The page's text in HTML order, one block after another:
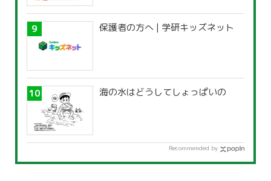
保護者の方へ | 学研キッズネット
海の水はどうしてしょっぱいの
Recommended by